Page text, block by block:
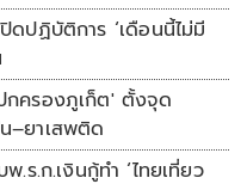
ดปฏิบัติการ ‘เดือนนี้ไม่มี
กครองภูเก็ต' ตั้งจุด
–ยาเสพติด
พ.ร.ก.เงินกู้ทำ ‘ไทยเที่ยว